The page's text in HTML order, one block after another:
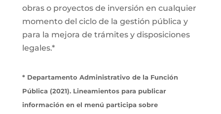
obras o proyectos de inversión en cualquier
momento del ciclo de la gestión pública y
para la mejora de trámites y disposiciones
legales.*
* Departamento Administrativo de la Función
Pública (2021). Lineamientos para publicar
información en el menú participa sobre